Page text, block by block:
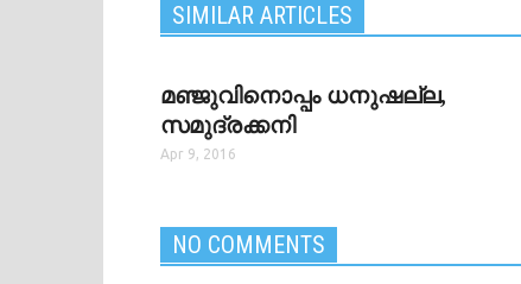
SIMILAR ARTICLES
മഞ്ജുവിനൊപ്പം ധനുഷല്ല,
സമുദ്രക്കനി
Apr 9, 2016
NO COMMENTS